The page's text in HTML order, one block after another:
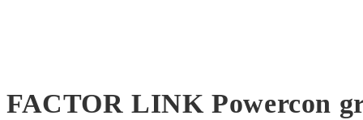
FACTOR LINK Powercon